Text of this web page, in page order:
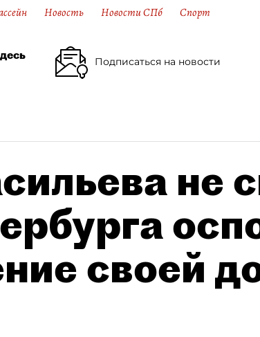
Новость Новости СПб Спорт
Подписаться на новости
не
своей